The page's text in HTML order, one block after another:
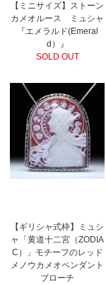
【ミニサイズ】ストーン
カメオルース ミュシャ
『エメラルド(Emeral
d）』
SOLD OUT
【ギリシャ式枠】ミュシ
ャ「黄道十二宮（ZODIA
C）」モチーフのレッド
メノウカメオペンダント
ブローチ